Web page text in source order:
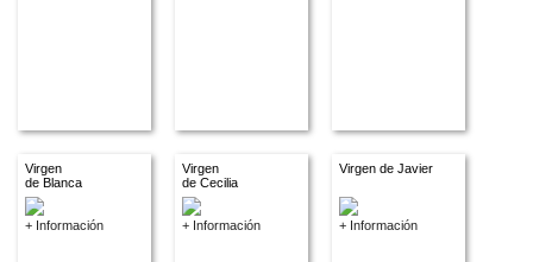
Virgen
de Blanca
+ Información
Virgen
de Cecilia
+ Información
Virgen de Javier
+ Información